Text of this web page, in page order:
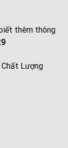
thêm thông